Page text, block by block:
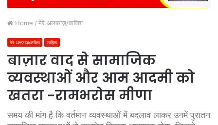
Home / मेरे अलफ़ाज़/कविता
मेरे अलफ़ाज़/कविता साहित्य
बाज़ार वाद से सामाजिक
व्यवस्थाओं और आम आदमी को
खतरा -रामभरोस मीणा
समय की मांग है कि वर्तमान व्यवस्थाओं में बदलाव लाकर उनमें पुरातन